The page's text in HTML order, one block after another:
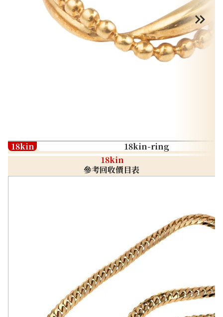
18kin
18kin-ring
18kin
參考回收價目表